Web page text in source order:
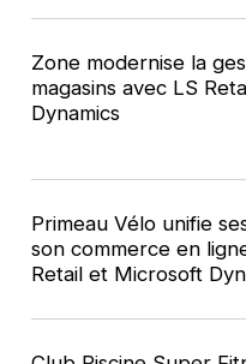
Zone modernise la
magasins avec LS
Dynamics
Primeau Vélo unifie
son commerce en
Retail et Microsoft